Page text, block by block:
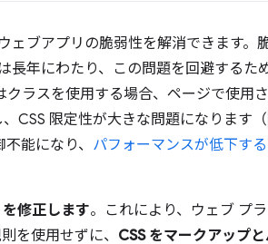
ェブアプリの脆弱性を解消できます。
長年にわたり、この問題を回避するた
クラスを使用する場合、ページで使用
CSS 限定性が大きな問題になります（
能になり、 パフォーマンスが低下する
修正します。これにより、ウェブ プ
を使用せずに、 CSS をマークアップ